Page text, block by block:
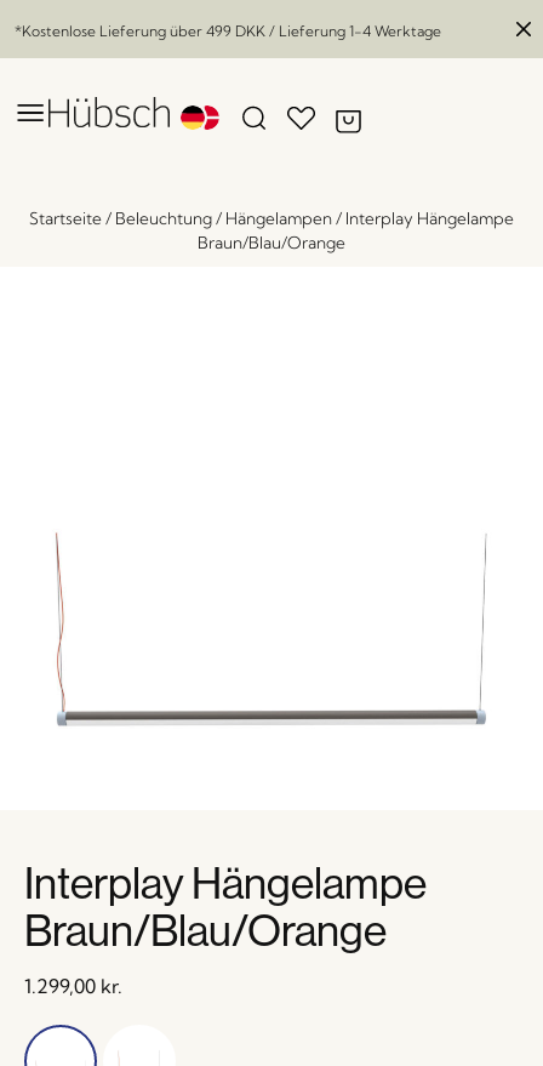
*Kostenlose Lieferung über 499 DKK / Lieferung 1-4 Werktage
Startseite/ Beleuchtung/ Hängelampen/ Interplay Hängelampe
Braun/Blau/Orange
Interplay Hängelampe
Braun/Blau/Orange
1.299,00 kr.